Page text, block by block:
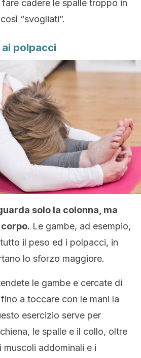
cadere le spalle troppo in
“svogliati”.
polpacci
solo la colonna, ma
Le gambe, ad esempio,
il peso ed i polpacci, in
lo sforzo maggiore.
le gambe e cercate di
a toccare con le mani la
esercizio serve per
le spalle e il collo, oltre
muscoli addominali e i